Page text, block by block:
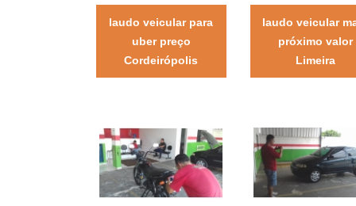
laudo veicular para
uber preço
Cordeirópolis
laudo veicular
próximo valor
Limeira